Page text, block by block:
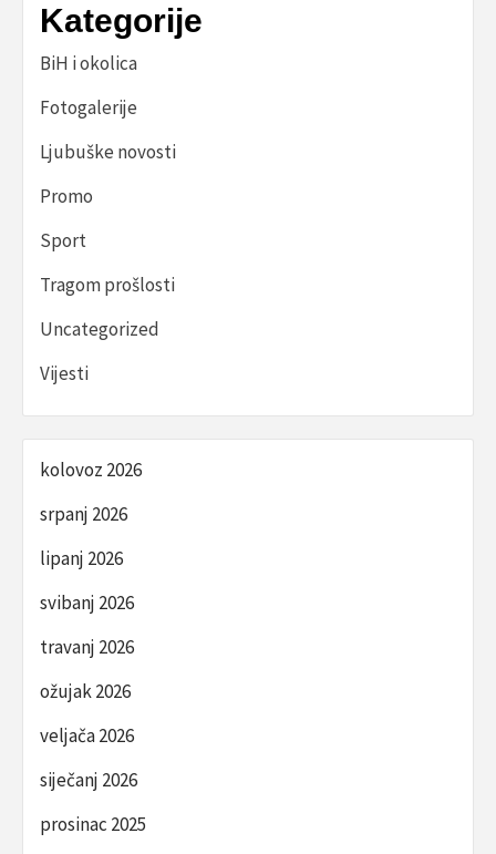
Kategorije
BiH i okolica
Fotogalerije
Ljubuške novosti
Promo
Sport
Tragom prošlosti
Uncategorized
Vijesti
kolovoz 2026
srpanj 2026
lipanj 2026
svibanj 2026
travanj 2026
ožujak 2026
veljača 2026
siječanj 2026
prosinac 2025